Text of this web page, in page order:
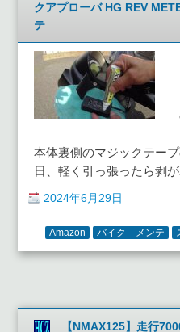
クアプローバ HG REV
テ
本体裏側のマジックテー
日、軽く引っ張ったら剥
2024年6月29日
Amazon バイク メンテ
【NMAX125】走行